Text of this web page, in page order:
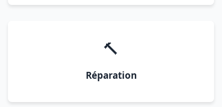
🔨
Réparation